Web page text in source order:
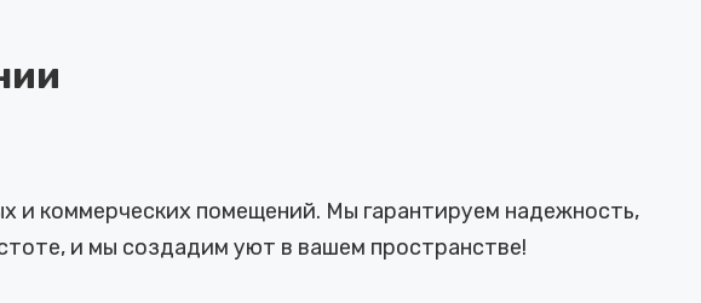
и коммерческих помещений. Мы гарантируем надежность,
и мы создадим уют в вашем пространстве!